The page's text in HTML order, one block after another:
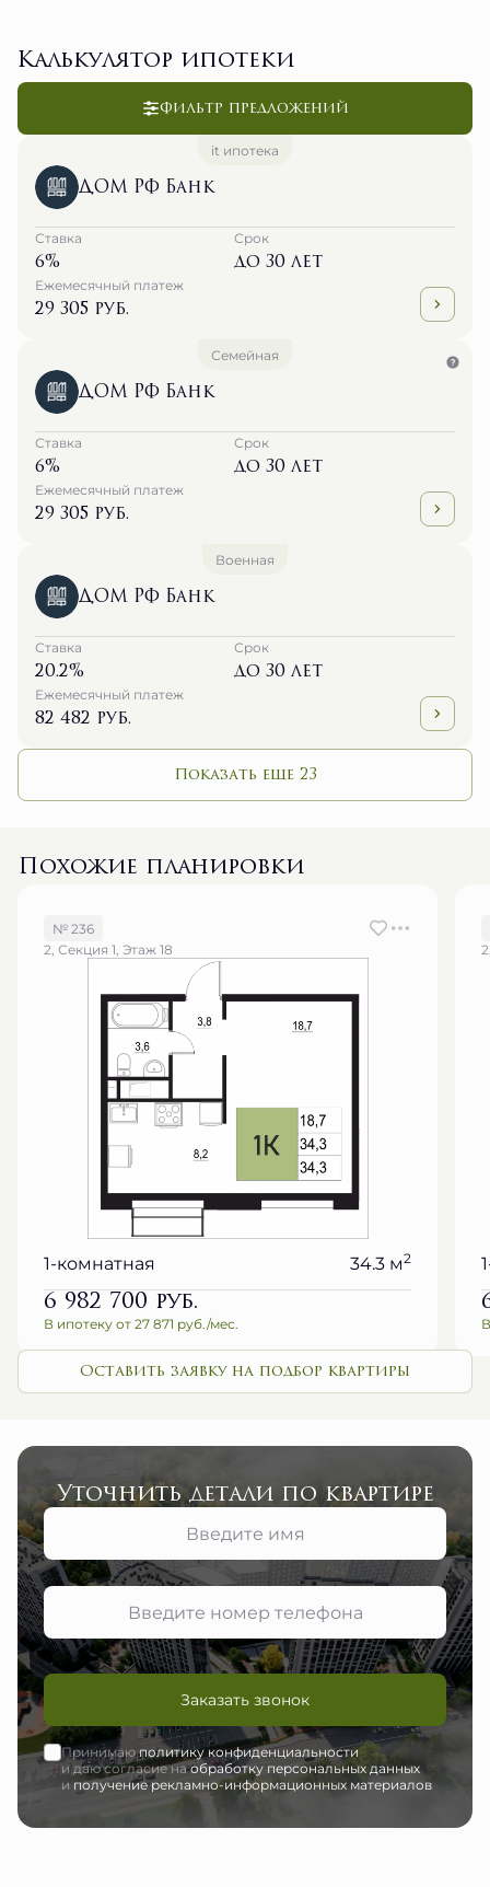
Калькулятор ипотеки
Фильтр предложений
it ипотека
ДОМ РФ Банк
Ставка
6%
Срок
до 30 лет
Ежемесячный платеж
29 305 руб.
Семейная
ДОМ РФ Банк
Ставка
6%
Срок
до 30 лет
Ежемесячный платеж
29 305 руб.
Военная
ДОМ РФ Банк
Ставка
20.2%
Срок
до 30 лет
Ежемесячный платеж
82 482 руб.
Показать еще 23
Похожие планировки
№ 236
2, Секция 1, Этаж 18
1-комнатная 34.3 м2
6 982 700руб.
В ипотеку от 27 871 руб./мес.
Оставить заявку на подбор квартиры
Уточнить детали по квартире
Заказать звонок
Принимаюполитику конфиденциальности
и даю согласие наобработку персональных данных
иполучение рекламно-информационных материалов